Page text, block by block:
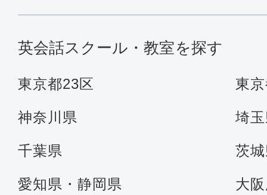
英会話スクール・教室を探す
東京都23区 東
神奈川県 埼
千葉県 茨
愛知県・静岡県 大